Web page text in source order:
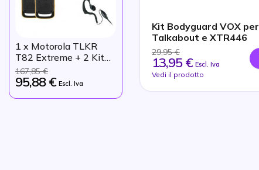
1 x Motorola TLKR
T82 Extreme + 2 Kit
microauricolari
167,85 €
95,88 € Escl. Iva
Kit Bodyguard VOX per
Talkabout e XTR446
29,95 €
13,95 € Escl. Iva
Vedi il prodotto